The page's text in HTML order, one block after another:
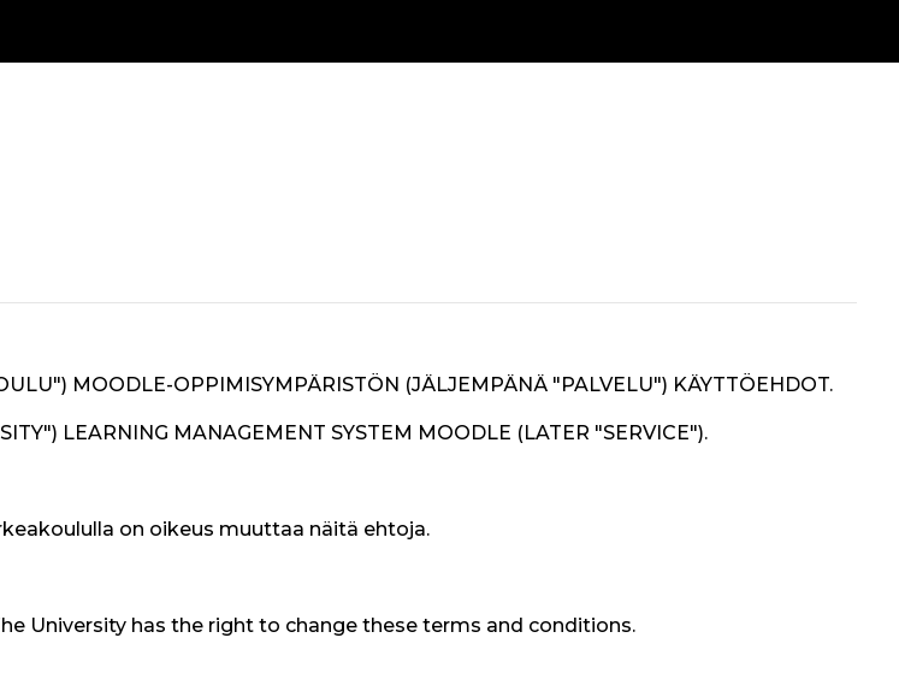
MOODLE-OPPIMISYMPÄRISTÖN (JÄLJEMPÄNÄ "PALVELU") KÄYTTÖEHDOT.
LEARNING MANAGEMENT SYSTEM MOODLE (LATER "SERVICE").
on oikeus muuttaa näitä ehtoja.
University has the right to change these terms and conditions.